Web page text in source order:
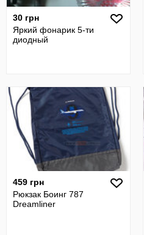
30 грн
Яркий фонарик 5-ти
диодный
459 грн
Рюкзак Боинг 787
Dreamliner